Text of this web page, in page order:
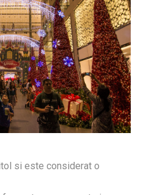
si este considerat o